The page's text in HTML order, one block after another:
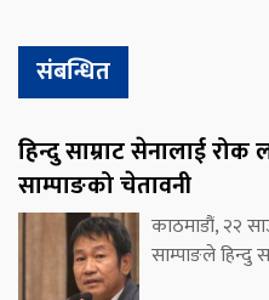
संबन्धित
हिन्दु साम्राट सेनालाई रोक
साम्पाङको चेतावनी
काठमाडौं, २२
साम्पाङले हिन्दु